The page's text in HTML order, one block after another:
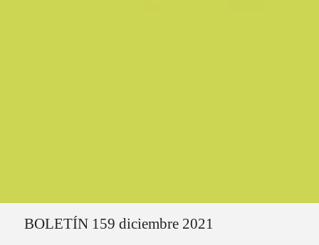
BOLETÍN 159 diciembre 2021